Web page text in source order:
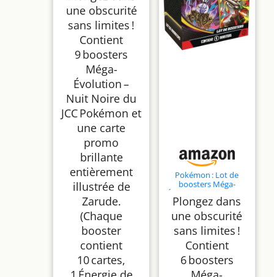
entièrement illustrée,
9 boosters et des
Accessoires de Jeu
Premium)
une obscurité
sans limites !
Contient
9 boosters
Méga-
Évolution –
Nuit Noire du
JCC Pokémon et
une carte
promo
brillante
entièrement
illustrée de
Zarude.
(Chaque
booster
contient
10 cartes,
Pokémon : Lot de
boosters Méga-
Évolution – Nuit Noire
(6 boosters)
Plongez dans
une obscurité
sans limites !
Contient
6 boosters